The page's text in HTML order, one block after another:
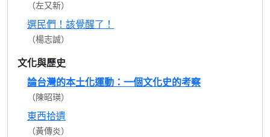
（左又新）
選民們！該覺醒了！
（楊志誠）
文化與歷史
論台灣的本土化運動：一個文化史的考察
（陳昭瑛）
東西拾遺
（黃傳炎）